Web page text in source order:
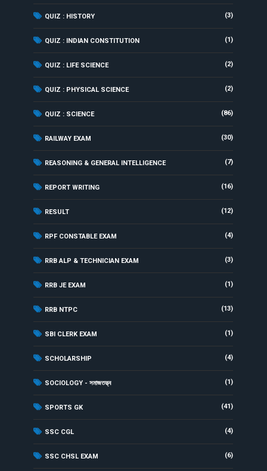
QUIZ : HISTORY (3)
QUIZ : INDIAN CONSTITUTION (1)
QUIZ : LIFE SCIENCE (2)
QUIZ : PHYSICAL SCIENCE (2)
QUIZ : SCIENCE (86)
RAILWAY EXAM (30)
REASONING & GENERAL INTELLIGENCE (7)
REPORT WRITING (16)
RESULT (12)
RPF CONSTABLE EXAM (4)
RRB ALP & TECHNICIAN EXAM (3)
RRB JE EXAM (1)
RRB NTPC (13)
SBI CLERK EXAM (1)
SCHOLARSHIP (4)
SOCIOLOGY - সমাজতত্ত্ব (1)
SPORTS GK (41)
SSC CGL (4)
SSC CHSL EXAM (6)